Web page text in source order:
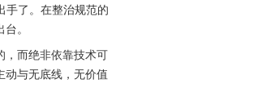
手了。在整治规范的
。
，而绝非依靠技术可
动与无底线，无价值